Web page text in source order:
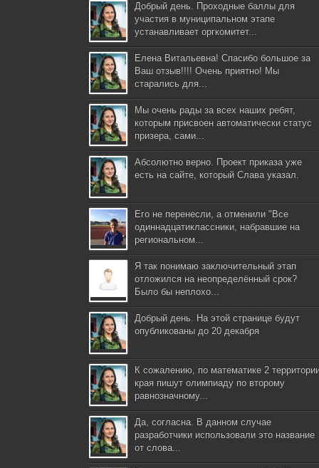
Добрый день. Проходные баллы для
участия в муниципальном этапе
устанавливает оргкомитет...
Елена Витальевна! Спасибо большое за
Ваш отзыв!!!! Очень приятно! Мы
старались для...
Мы очень рады за всех наших ребят,
которым присвоен автоматически статус
призера, сами...
Абсолютно верно. Проект приказа уже
есть на сайте, который Слава указал.
Его не перенесли, а отменили "Все
одиннадцатиклассники, набравшие на
региональном...
Я так понимаю заключительный этап
отложился на неопределённый срок?
Было бы неплохо...
Добрый день. На этой странице будут
опубликованы до 20 декабря
К сожалению, по математике 2
края пишут олимпиаду по второму
равнозначному...
Да, согласна. В данном случае
разработчики использовали это название
от слова...